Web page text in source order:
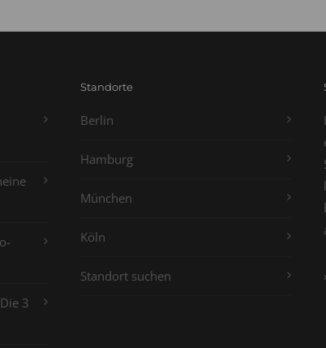
3
Standorte
Berlin
Hamburg
München
Köln
Standort suchen